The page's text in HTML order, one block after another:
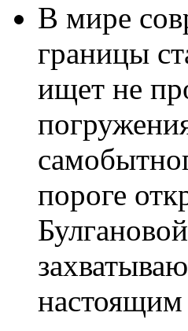
В мире
границы
ищет не
пороге